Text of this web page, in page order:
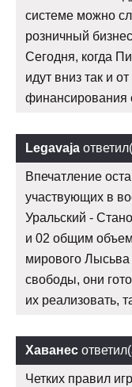
системе можно
розничный
Сегодня, когда
идут вниз так и
финансирования
Legavaja
Впечатление
участвующих в
Уральский -
и 02 общим
мирового
свободы, они
их реализовать,
Хаванес
Четких правил